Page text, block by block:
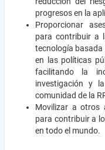
progresos en la
Proporcionar
para contribuir a
tecnología basada
en las políticas
facilitando la
investigación y
comunidad de la
Movilizar a otros
para contribuir a
en todo el mundo.